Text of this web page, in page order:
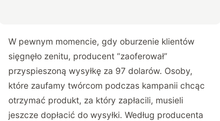
W pewnym momencie, gdy oburzenie klientów
sięgnęło zenitu, producent “zaoferował”
przyspieszoną wysyłkę za 97 dolarów. Osoby,
które zaufamy twórcom podczas kampanii chcąc
otrzymać produkt, za który zapłacili, musieli
jeszcze dopłacić do wysyłki. Według producenta